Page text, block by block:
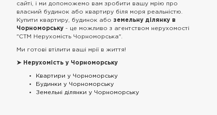
сайті, і ми допоможемо вам зробити вашу мрію про
власний будинок або квартиру біля моря реальністю.
Купити квартиру, будинок абоземельну ділянку в
Чорноморську - це можливо з агентством нерухомості
"CTM Нерухомість Чорноморська".
Ми готові втілити ваші мрії в життя!
➤ Нерухомість у Чорноморську
Квартири у Чорноморську
Будинки у Чорноморську
Земельні ділянки у Чорноморську